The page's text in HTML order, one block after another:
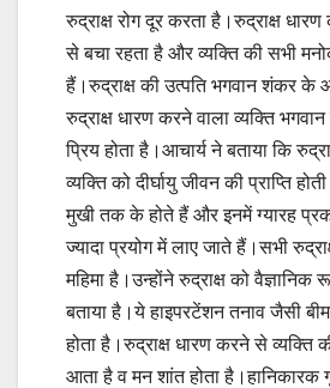
रुद्राक्ष रोग दूर करता है।रुद्राक्ष
से बचा रहता है और व्यक्ति की सभी
हैं।रुद्राक्ष की उत्पति भगवान शंकर
रुद्राक्ष धारण करने वाला व्यक्ति
प्रिय होता है।आचार्य ने बताया कि
व्यक्ति को दीर्घायु जीवन की प्राप्ति
मुखी तक के होते हैं और इनमें ग्यारह
ज्यादा प्रयोग में लाए जाते हैं।सभी
महिमा है।उन्होंने रुद्राक्ष को वैज्ञानिक
बताया है।ये हाइपरटेंशन तनाव जैसी
होता है।रुद्राक्ष धारण करने से व्यक्ति
आता है व‌ मन शांत होता है।हानिकारक